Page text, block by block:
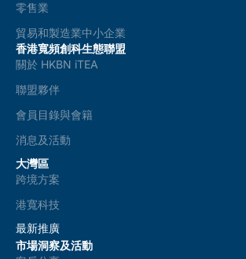
零售業
貿易和製造業中小企業
香港寬頻創科生態聯盟
關於 HKBN iTEA
聯盟夥伴
會員目錄與會籍
消息及活動
大灣區
跨境方案
港寬科技
最新推廣
市場洞察及活動